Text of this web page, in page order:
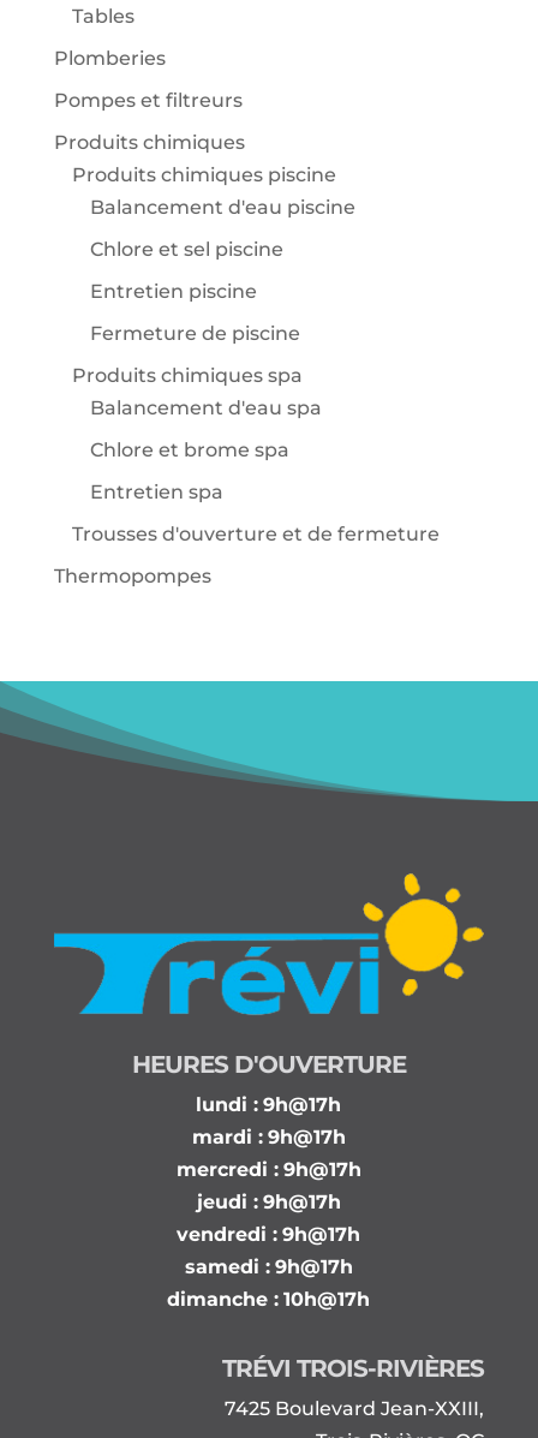
Tables
Plomberies
Pompes et filtreurs
Produits chimiques
Produits chimiques piscine
Balancement d'eau piscine
Chlore et sel piscine
Entretien piscine
Fermeture de piscine
Produits chimiques spa
Balancement d'eau spa
Chlore et brome spa
Entretien spa
Trousses d'ouverture et de fermeture
Thermopompes
HEURES D'OUVERTURE
lundi : 9h@17h
mardi : 9h@17h
mercredi : 9h@17h
jeudi : 9h@17h
vendredi : 9h@17h
samedi : 9h@17h
dimanche : 10h@17h
TRÉVI TROIS-RIVIÈRES
7425 Boulevard Jean-XXIII,